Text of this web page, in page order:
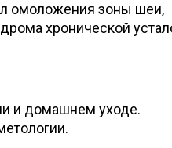
омоложения зоны шеи,
хронической
и домашнем уходе.